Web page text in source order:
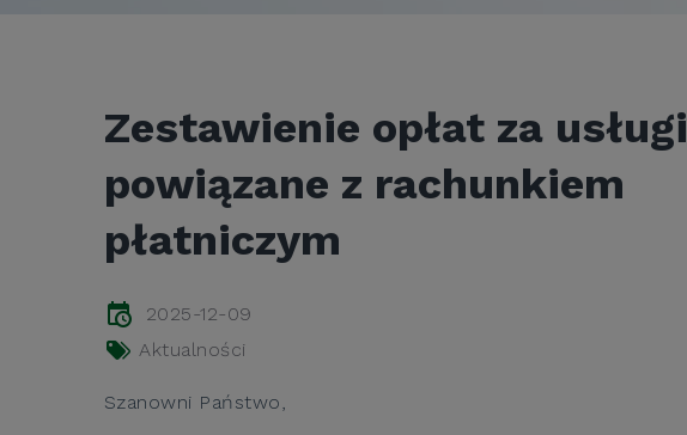
Zestawienie opłat za usługi
powiązane z rachunkiem
płatniczym
2025-12-09
Aktualności
Szanowni Państwo,